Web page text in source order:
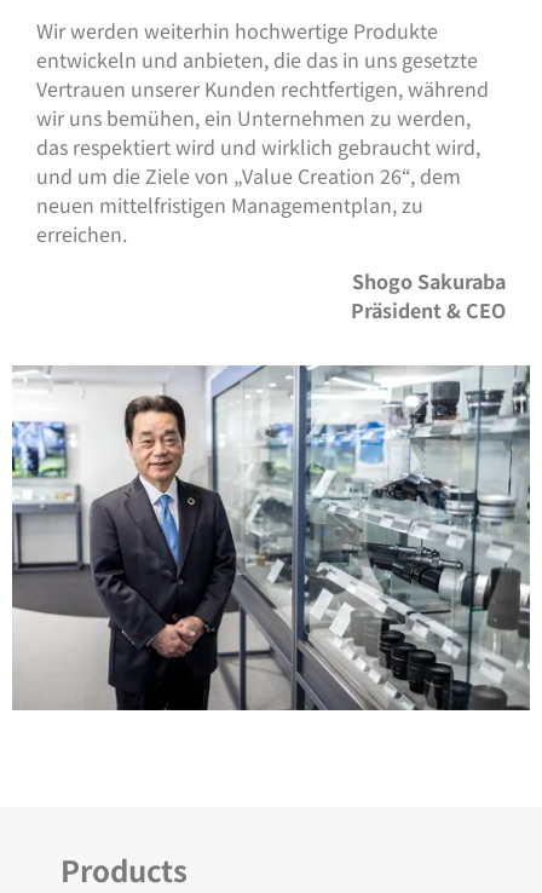
Wir werden weiterhin hochwertige Produkte
entwickeln und anbieten, die das in uns gesetzte
Vertrauen unserer Kunden rechtfertigen, während
wir uns bemühen, ein Unternehmen zu werden,
das respektiert wird und wirklich gebraucht wird,
und um die Ziele von „Value Creation 26“, dem
neuen mittelfristigen Managementplan, zu
erreichen.
Shogo Sakuraba
Präsident & CEO
Products